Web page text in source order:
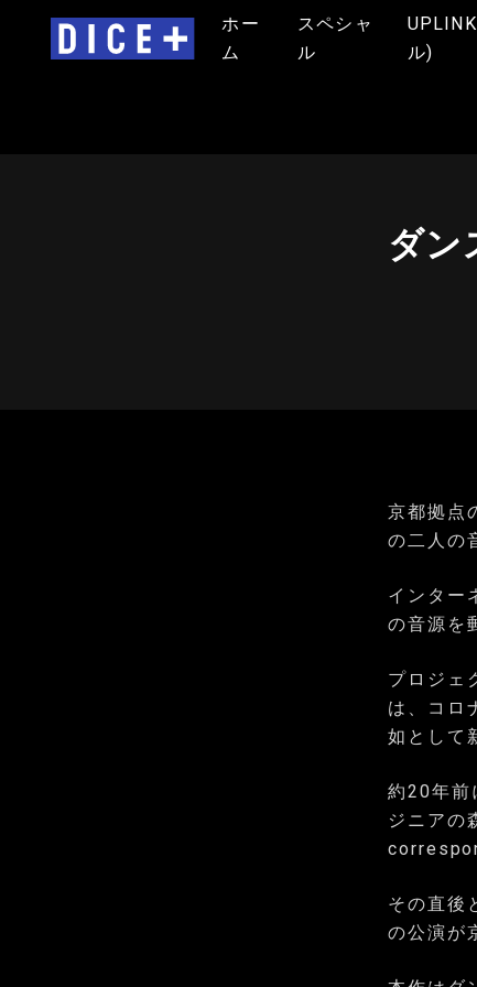
ホー
ム
スペシャ
ル
ル)
ダン
京都拠点
の二人の
インター
の音源を
プロジェ
は、コロ
如として
約20年前
ジニアの
その直後
の公演が